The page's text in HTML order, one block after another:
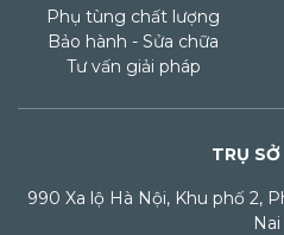
Phụ tùng chất lượng
Bảo hành - Sửa chữa
Tư vấn giải pháp
TRỤ
990 Xa lộ Hà Nội, Khu phố 2,
Nai